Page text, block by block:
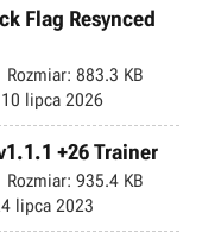
Flag Resynced
Rozmiar: 883.3 KB
10 lipca 2026
+26 Trainer
Rozmiar: 935.4 KB
lipca 2023